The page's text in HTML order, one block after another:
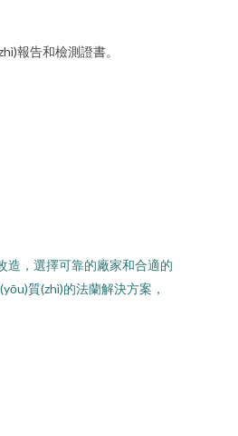
報告和檢測證書。
造，選擇可靠的廠家和合適的
質(zhì)的法蘭解決方案，